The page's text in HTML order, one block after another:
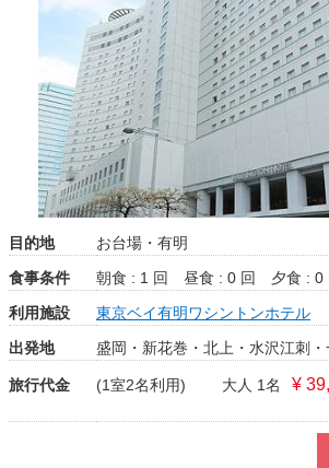
目的地
お台場・有明
食事条件
朝食 : 1 回 昼食 : 0 回
夕食 : 0
利用施設
東京ベイ有明ワシントンホテル
出発地
盛岡・新花巻・北上・水沢江刺・
旅行代金 (1室2名利用) 大人 1名 ¥